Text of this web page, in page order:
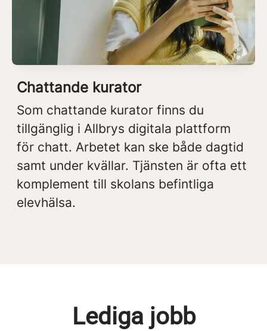
Chattande kurator
Som chattande kurator finns du
tillgänglig i Allbrys digitala plattform
för chatt. Arbetet kan ske både dagtid
samt under kvällar. Tjänsten är ofta ett
komplement till skolans befintliga
elevhälsa.
Lediga jobb